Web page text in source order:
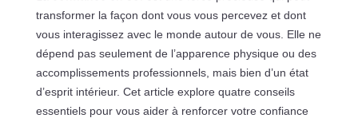
transformer la façon dont vous vous percevez et dont
vous interagissez avec le monde autour de vous. Elle ne
dépend pas seulement de l’apparence physique ou des
accomplissements professionnels, mais bien d’un état
d’esprit intérieur. Cet article explore quatre conseils
essentiels pour vous aider à renforcer votre confiance